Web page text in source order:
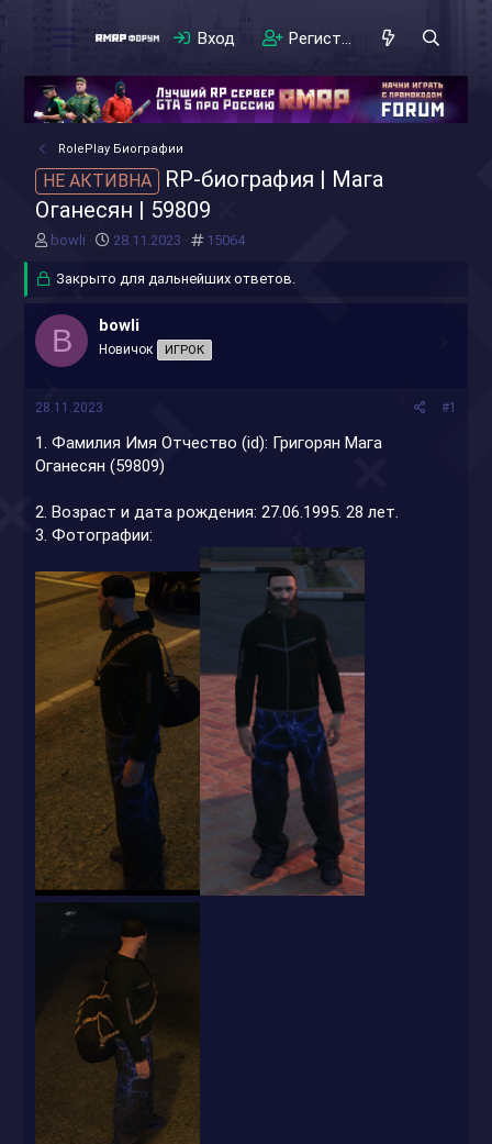
Вход Регистрация
RolePlay Биографии
НЕ АКТИВНА
RP-биография | Мага
Оганесян | 59809
А
т
р
т
bowli
Д
т
н
ч
28.11.2023 #15064
Закрыто для дальнейших ответов.
B bowli
Новичок ИГРОК
28.11.2023 #1
1. Фамилия Имя Отчество (id): Григорян Мага
Оганесян (59809)
2. Возраст и дата рождения: 27.06.1995. 28 лет.
3. Фотографии: